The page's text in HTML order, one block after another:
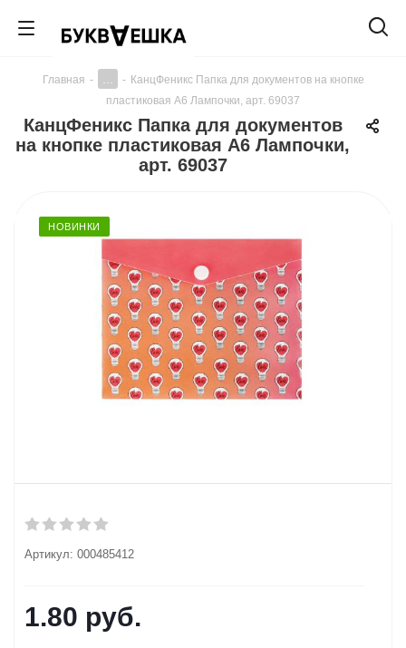
Главная - - КанцФеникс Папка для документов на кнопке
пластиковая А6 Лампочки, арт. 69037
КанцФеникс Папка для документов
на кнопке пластиковая А6 Лампочки,
арт. 69037
НОВИНКИ
Артикул: 000485412
1.80 руб.